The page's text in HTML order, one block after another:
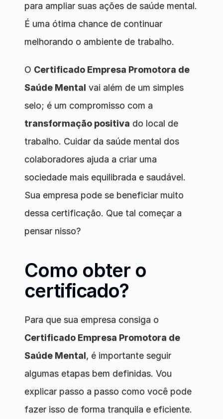
para ampliar suas ações de saúde mental.
É uma ótima chance de continuar
melhorando o ambiente de trabalho.
O Certificado Empresa Promotora de
Saúde Mental vai além de um simples
transformação positiva do local de
trabalho. Cuidar da saúde mental dos
colaboradores ajuda a criar uma
sociedade mais equilibrada e saudável.
Sua empresa pode se beneficiar muito
dessa certificação. Que tal começar a
pensar nisso?
Como obter o
certificado?
Certificado Empresa Promotora de
Saúde Mental, é importante seguir
algumas etapas bem definidas. Vou
explicar passo a passo como você pode
fazer isso de forma tranquila e eficiente.